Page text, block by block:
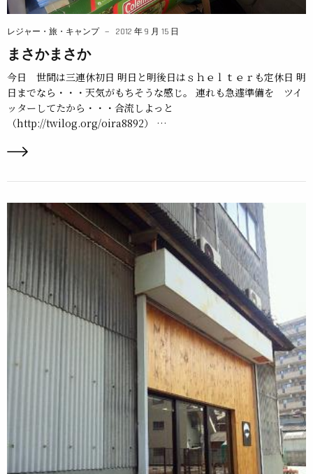
レジャー・旅・キャンプ 2012 年 9 月 15 日
まさかまさか
今日 世間は三連休初日 明日と明後日はｓｈｅｌｔｅｒも定休日 明
日までなら・・・天気がもちそうな感じ。 連れも急遽準備を ツイ
ッターしてたから・・・合流しよっと
（http://twilog.org/oira8892） …